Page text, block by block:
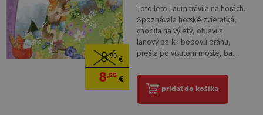
8,90€
8,55€
Toto leto Laura trávila na horách.
Spoznávala horské zvieratká,
chodila na výlety, objavila
lanový park i bobovú dráhu,
prešla po visutom moste, ba...
pridať do košíka